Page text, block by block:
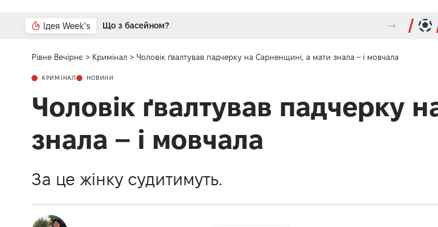
Ідея Week's Що з басейном?
Рівне Вечірнє > Кримінал > Чоловік ґвалтував падчерку на Сарненщині, а мати знала – і мовчала
КРИМІНАЛ НОВИНИ
Чоловік ґвалтував падчерку
знала – і мовчала
За це жінку судитимуть.